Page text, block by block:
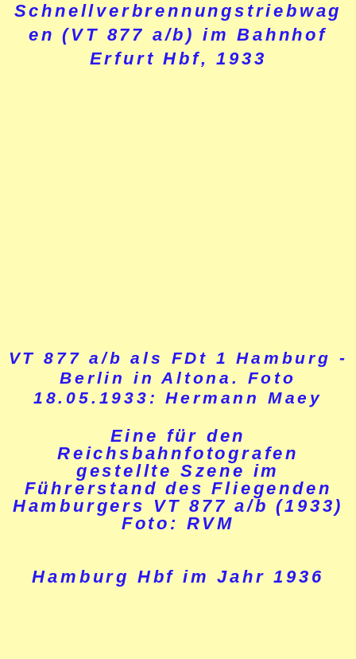
Schnellverbrennungstriebwag
en (VT 877 a/b) im Bahnhof
Erfurt Hbf, 1933
VT 877 a/b als FDt 1 Hamburg -
Berlin in Altona. Foto
18.05.1933: Hermann Maey
Eine für den
Reichsbahnfotografen
gestellte Szene im
Führerstand des Fliegenden
Hamburgers VT 877 a/b (1933)
Foto: RVM
Hamburg Hbf im Jahr 1936